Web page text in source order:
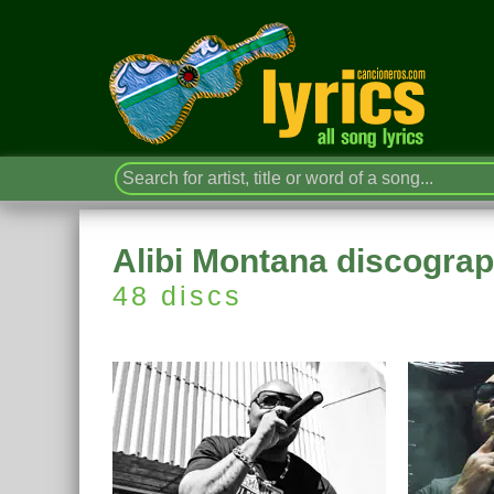
Alibi Montana
48 discs